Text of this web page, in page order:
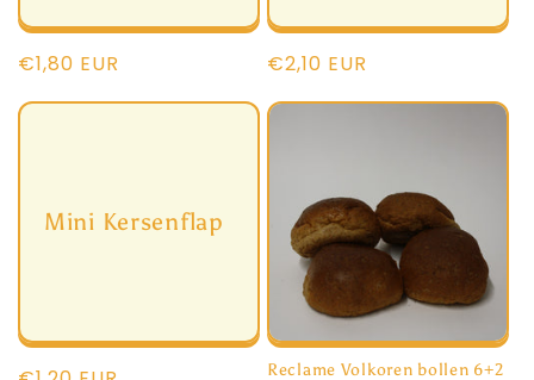
Normale
€1,80 EUR
Normale
€2,10 EUR
Mini Kersenflap
Reclame Volkoren bollen 6+2